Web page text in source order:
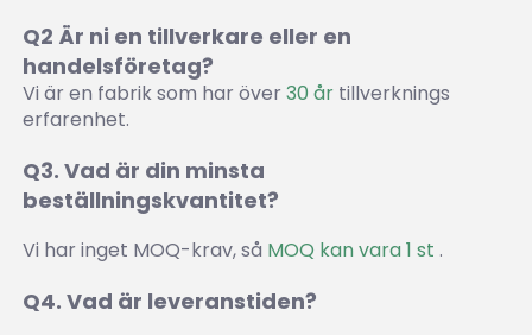
Q2 Är ni en tillverkare eller en
handelsföretag?
Vi är en fabrik som har över 30 år tillverknings
erfarenhet.
Q3. Vad är din minsta
beställningskvantitet?
Vi har inget MOQ-krav, så MOQ kan vara 1 st .
Q4. Vad är leveranstiden?